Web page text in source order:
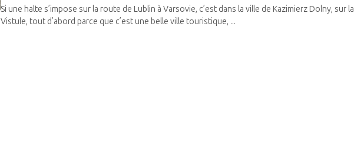
Si une halte s’impose sur la route de Lublin à Varsovie, c’est dans la ville de Kazimierz Dolny, sur la
Vistule, tout d’abord parce que c’est une belle ville touristique, ...